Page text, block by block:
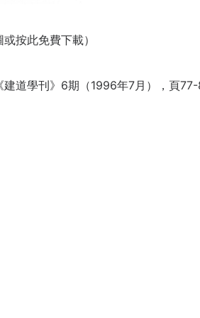
或按此免費下載）
建道學刊》6期（1996年7月），頁77-